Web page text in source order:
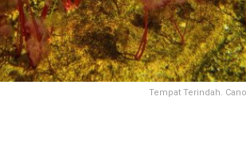
Tempat Terindah.